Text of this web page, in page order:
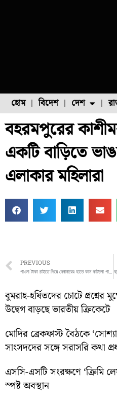
হোম বিদেশ দেশ
ফুল চাষ
বহরমপুরের
একটি বাড়িতে
এলাকার মহিলারা
Prev
PREVIOUS
পাওনা টাকা চাইতে গিয়ে দেনাদারের হাতে কান কাটলো পাওনাদারের
বুমরাহ-হর্ষিতদের চোটে প্রশ্নের
উদ্বেগ বাড়ছে ভারতীয় ক্রিকেটে
মোদির ব্রেকফাস্ট বৈঠকে
সাংসদদের সঙ্গে সরাসরি কথা
এসসি-এসটি সংরক্ষণে ‘ক্রিমি
স্পষ্ট অবস্থান